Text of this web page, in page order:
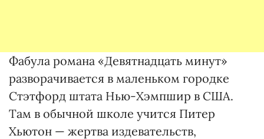
Фабула романа «Девятнадцать минут»
разворачивается в маленьком городке
Стэтфорд штата Нью-Хэмпшир в США.
Там в обычной школе учится Питер
Хьютон — жертва издевательств,